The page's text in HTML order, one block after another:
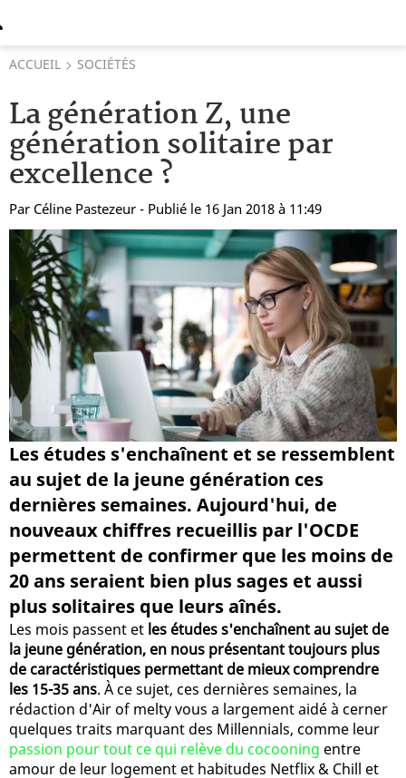
ACCUEIL SOCIÉTÉS
La génération Z, une
génération solitaire par
excellence ?
Par Céline Pastezeur - Publié le 16 Jan 2018 à 11:49
Les études s'enchaînent et se ressemblent
au sujet de la jeune génération ces
dernières semaines. Aujourd'hui, de
nouveaux chiffres recueillis par l'OCDE
permettent de confirmer que les moins de
20 ans seraient bien plus sages et aussi
plus solitaires que leurs aînés.
Les mois passent et les études s'enchaînent au sujet de
la jeune génération, en nous présentant toujours plus
de caractéristiques permettant de mieux comprendre
les 15-35 ans. À ce sujet, ces dernières semaines, la
rédaction d'Air of melty vous a largement aidé à cerner
quelques traits marquant des Millennials, comme leur
passion pour tout ce qui relève du cocooning entre
amour de leur logement et habitudes Netflix & Chill et